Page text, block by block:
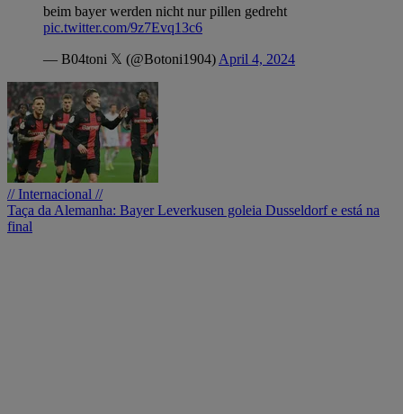
beim bayer werden nicht nur pillen gedreht
pic.twitter.com/9z7Evq13c6
— B04toni 𝕏 (@Botoni1904) April 4, 2024
// Internacional //
Taça da Alemanha: Bayer Leverkusen goleia Dusseldorf e está na
final